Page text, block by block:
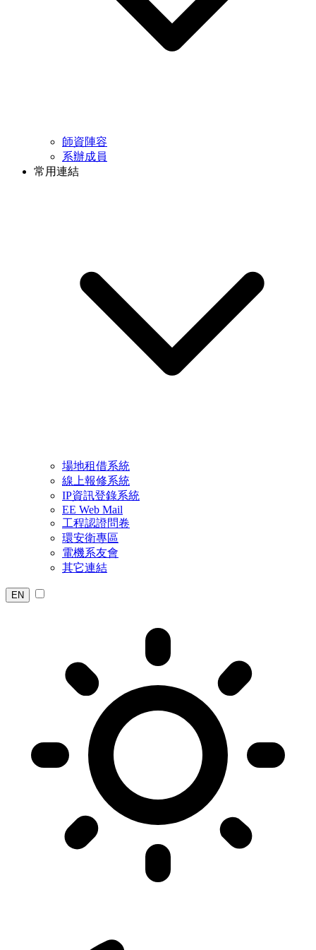
師資陣容
系辦成員
常用連結
場地租借系統
線上報修系統
IP資訊登錄系統
EE Web Mail
工程認證問卷
環安衛專區
電機系友會
其它連結
EN